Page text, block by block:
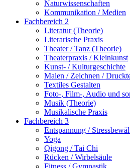
Naturwissenschaften
Kommunikation / Medien
Fachbereich 2
Literatur (Theorie)
Literarische Praxis
Theater / Tanz (Theorie)
Theaterpraxis / Kleinkunst
Kunst- / Kulturgeschichte
Malen / Zeichnen /
Textiles Gestalten
Foto-, Film-, Audio und
Musik (Theorie)
Musikalische Praxis
Fachbereich 3
Entspannung /
Yoga
Qigong / Tai Chi
Rücken / Wirbelsäule